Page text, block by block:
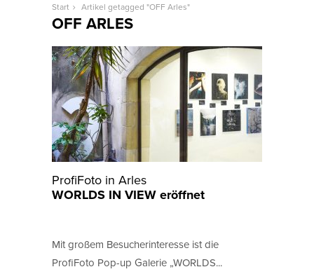
Start Artikel getagged "OFF Arles"
OFF ARLES
ProfiFoto in Arles
WORLDS IN VIEW eröffnet
Mit großem Besucherinteresse ist die
ProfiFoto Pop-up Galerie „WORLDS...